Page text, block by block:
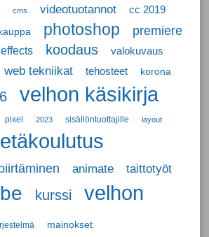
cms videotuotannot cc 2019
photoshop
premiere
koodaus valokuvaus
web tekniikat tehosteet korona
velhon käsikirja
pixel 2023 sisällöntuottajille layout
etäkoulutus
animate taittotyöt
kurssi
velhon
mainokset